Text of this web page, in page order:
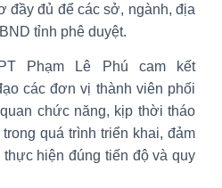
đầy đủ để các sở, ngành, địa
tỉnh phê duyệt.
Phạm Lê Phú cam kết
các đơn vị thành viên phối
chức năng, kịp thời tháo
quá trình triển khai, đảm
hiện đúng tiến độ và quy